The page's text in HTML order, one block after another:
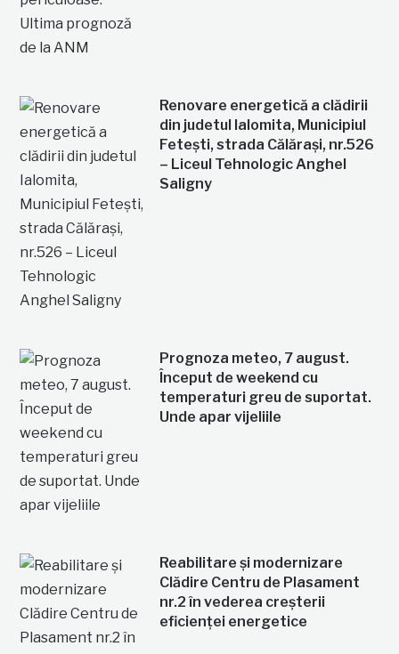
Renovare energetică a clădirii
din judetul Ialomita, Municipiul
Fetești, strada Călărași, nr.526
– Liceul Tehnologic Anghel
Saligny
Prognoza meteo, 7 august.
Început de weekend cu
temperaturi greu de suportat.
Unde apar vijeliile
Reabilitare și modernizare
Clădire Centru de Plasament
nr.2 în vederea creșterii
eficienței energetice